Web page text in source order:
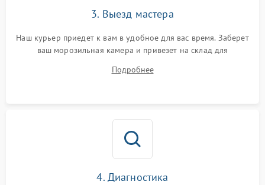
3. Выезд мастера
Наш курьер приедет к вам в удобное для вас время. Заберет
ваш морозильная камера и привезет на склад для
Подробнее
4. Диагностика